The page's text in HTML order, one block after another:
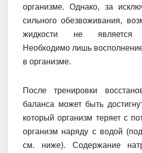
организме. Однако, за
сильного обезвоживания,
жидкости не является
Необходимо лишь
в организме.
После тренировки
баланса может быть
который организм теряет с
организм наряду с водой
см. ниже). Содержание